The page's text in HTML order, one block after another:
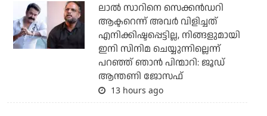
ലാല്‍ സാറിനെ സെക്കന്‍ഡറി
ആക്ടറെന്ന് അവര്‍ വിളിച്ചത്
എനിക്കിഷ്ടപ്പെട്ടില്ല, നിങ്ങളുമായി
ഇനി സിനിമ ചെയ്യുന്നില്ലെന്ന്
പറഞ്ഞ് ഞാന്‍ പിന്മാറി: ജൂഡ്
ആന്തണി ജോസഫ്
13 hours ago